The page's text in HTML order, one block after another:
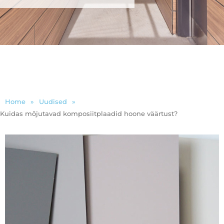
Home » Uudised
»
Kuidas mõjutavad komposiitplaadid hoone väärtust?